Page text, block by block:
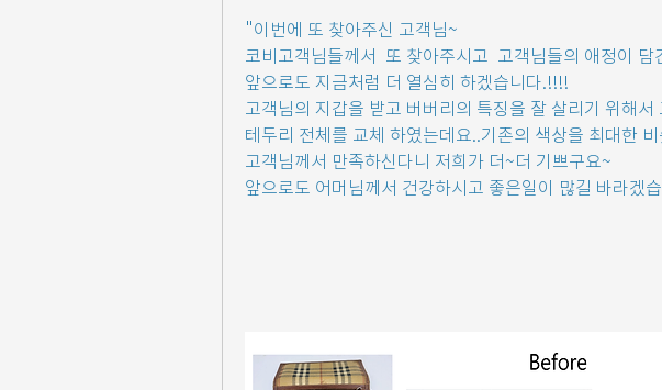
"이번에 또 찾아주신 고객님~
코비고객님들께서  또 찾아주시고  고객님들의 애정이
앞으로도 지금처럼 더 열심히 하겠습니다.!!!!
고객님의 지갑을 받고 버버리의 특징을 잘 살리기 위해서
테두리 전체를 교체 하였는데요..기존의 색상을 최대한
고객님께서 만족하신다니 저희가 더~더 기쁘구요~
앞으로도 어머님께서 건강하시고 좋은일이 많길 바라겠